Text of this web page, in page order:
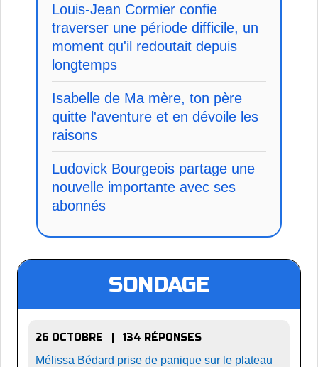
Louis-Jean Cormier confie
traverser une période difficile, un
moment qu'il redoutait depuis
longtemps
Isabelle de Ma mère, ton père
quitte l'aventure et en dévoile les
raisons
Ludovick Bourgeois partage une
nouvelle importante avec ses
abonnés
SONDAGE
26 OCTOBRE | 134 RÉPONSES
Mélissa Bédard prise de panique sur le plateau